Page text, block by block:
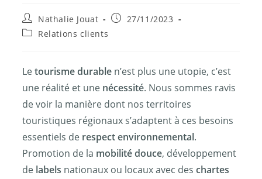
Nathalie Jouat
27/11/2023
Relations clients
Letourisme durable n’est plus une utopie, c’est
une réalité et une nécessité. Nous sommes ravis
de voir la manière dont nos territoires
touristiques régionaux s’adaptent à ces besoins
essentiels de respect environnemental.
Promotion de la mobilité douce, développement
de labels nationaux ou locaux avec deschartes